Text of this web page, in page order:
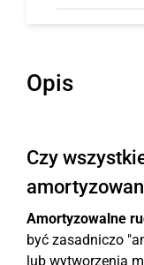
Opis
Czy
Amortyzowalne
być zasadniczo
lub wytworzenia